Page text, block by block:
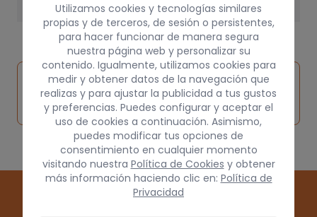
25 kg
Inspeccionar
vehículo de
origen
Solicitar
pieza
Consultar
por
Utilizamos cookies y tecnologías similares
propias y de terceros, de sesión o persistentes,
para hacer funcionar de manera segura
nuestra página web y personalizar su
contenido. Igualmente, utilizamos cookies para
medir y obtener datos de la navegación que
realizas y para ajustar la publicidad a tus gustos
y preferencias. Puedes configurar y aceptar el
uso de cookies a continuación. Asimismo,
puedes modificar tus opciones de
consentimiento en cualquier momento
visitando nuestra Política de Cookies y obtener
más información haciendo clic en: Política de
Privacidad